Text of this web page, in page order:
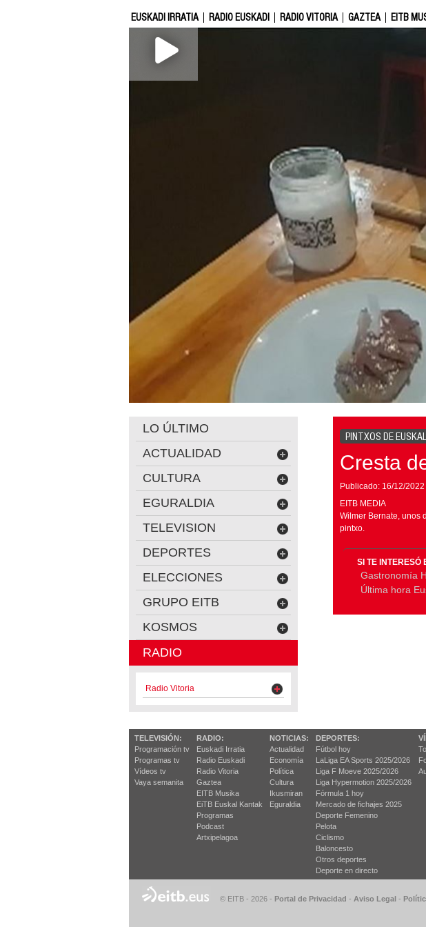
EUSKADI IRRATIA RADIO EUSKADI RADIO VITORIA GAZTEA EITB
PINTXOS DE
Cresta
Publicado: 16/12/2022
EITB MEDIA
Wilmer Bernate, unos
pintxo.
SI TE INTERESÓ
Gastronomía
Última hora
LO ÚLTIMO
ACTUALIDAD
CULTURA
EGURALDIA
TELEVISION
DEPORTES
ELECCIONES
GRUPO EITB
KOSMOS
RADIO
Radio Vitoria
TELEVISIÓN:
Programación tv
Programas tv
Vídeos tv
Vaya semanita
RADIO:
Euskadi Irratia
Radio Euskadi
Radio Vitoria
Gaztea
EITB Musika
EiTB Euskal Kantak
Programas
Podcast
Artxipelagoa
NOTICIAS:
Actualidad
Economía
Política
Cultura
Ikusmiran
Eguraldia
DEPORTES:
Fútbol hoy
LaLiga EA Sports 2025/2026
Liga F Moeve 2025/2026
Liga Hypermotion 2025/2026
Fórmula 1 hoy
Mercado de fichajes 2025
Deporte Femenino
Pelota
Ciclismo
Baloncesto
Otros deportes
Deporte en directo
© EITB - 2026 - Portal de Privacidad - Aviso Legal -